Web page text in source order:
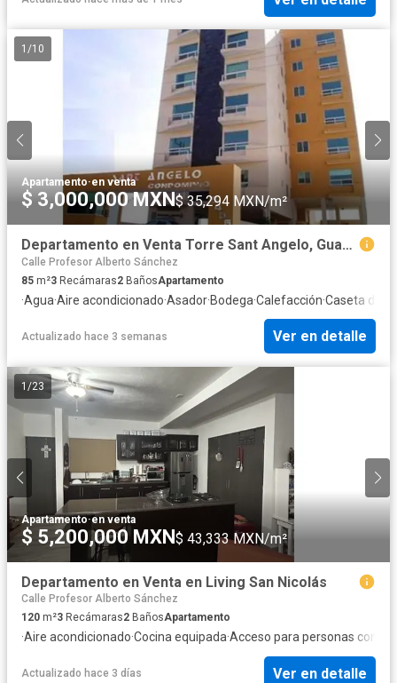
1 /10
Apartamento·en venta
$ 3,000,000 MXN$ 35,294 MXN/m²
Departamento en Venta Torre Sant Angelo, Guadalupe N.L.
Calle Profesor Alberto Sánchez
85 m²3 Recámaras2 BañosApartamento
·Agua·Aire acondicionado·Asador·Bodega·Calefacción·Caseta de
Actualizado hace 3 semanas Ver en detalle
1/23
Apartamento·en venta
$ 5,200,000 MXN$ 43,333 MXN/m²
Departamento en Venta en Living San Nicolás
Calle Profesor Alberto Sánchez
120 m²3 Recámaras2 BañosApartamento
·Aire acondicionado·Cocina equipada·Acceso para personas con
Actualizado hace 3 días Ver en detalle